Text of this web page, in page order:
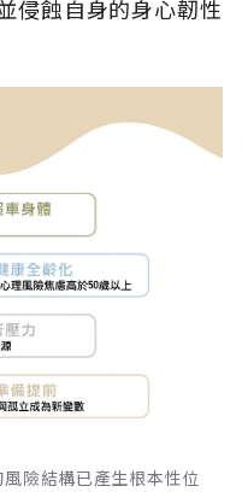
侵蝕自身的身心韌性
險結構已產生根本性位